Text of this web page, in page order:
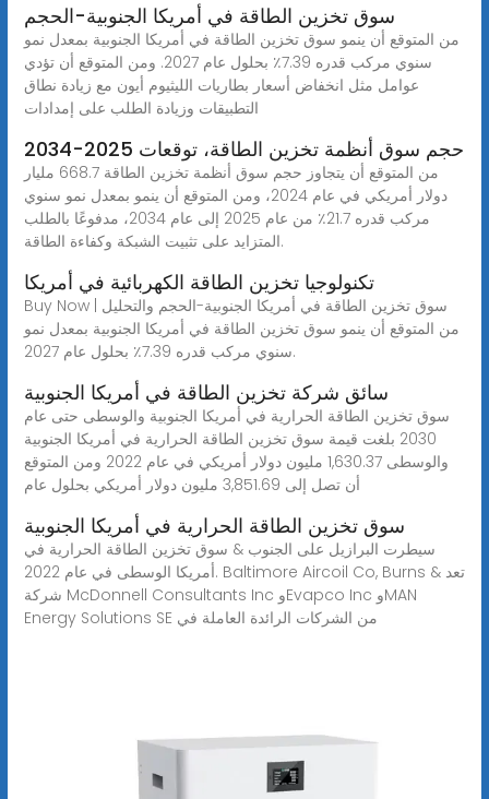
سوق تخزين الطاقة في أمريكا الجنوبية-الحجم
من المتوقع أن ينمو سوق تخزين الطاقة في أمريكا الجنوبية بمعدل نمو
سنوي مركب قدره 7.39٪ بحلول عام 2027. ومن المتوقع أن تؤدي
عوامل مثل انخفاض أسعار بطاريات الليثيوم أيون مع زيادة نطاق
التطبيقات وزيادة الطلب على إمدادات
حجم سوق أنظمة تخزين الطاقة، توقعات 2025-2034
من المتوقع أن يتجاوز حجم سوق أنظمة تخزين الطاقة 668.7 مليار
دولار أمريكي في عام 2024، ومن المتوقع أن ينمو بمعدل نمو سنوي
مركب قدره 21.7٪ من عام 2025 إلى عام 2034، مدفوعًا بالطلب
المتزايد على تثبيت الشبكة وكفاءة الطاقة.
تكنولوجيا تخزين الطاقة الكهربائية في أمريكا
Buy Now | سوق تخزين الطاقة في أمريكا الجنوبية-الحجم والتحليل
من المتوقع أن ينمو سوق تخزين الطاقة في أمريكا الجنوبية بمعدل نمو
سنوي مركب قدره 7.39٪ بحلول عام 2027.
سائق شركة تخزين الطاقة في أمريكا الجنوبية
سوق تخزين الطاقة الحرارية في أمريكا الجنوبية والوسطى حتى عام
2030 بلغت قيمة سوق تخزين الطاقة الحرارية في أمريكا الجنوبية
والوسطى 1,630.37 مليون دولار أمريكي في عام 2022 ومن المتوقع
أن تصل إلى 3,851.69 مليون دولار أمريكي بحلول عام
سوق تخزين الطاقة الحرارية في أمريكا الجنوبية
سيطرت البرازيل على الجنوب & سوق تخزين الطاقة الحرارية في
أمريكا الوسطى في عام 2022. Baltimore Aircoil Co, Burns & تعد
شركة McDonnell Consultants Inc وEvapco Inc وMAN
Energy Solutions SE من الشركات الرائدة العاملة في